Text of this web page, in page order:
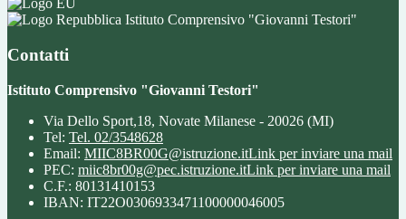
Istituto Comprensivo "Giovanni Testori"
Contatti
Istituto Comprensivo "Giovanni Testori"
Via Dello Sport,18, Novate Milanese - 20026 (MI)
Tel: Tel. 02/3548628
Email: MIIC8BR00G@istruzione.itLink per inviare una mail
PEC: miic8br00g@pec.istruzione.itLink per inviare una mail
C.F.: 80131410153
IBAN: IT22O0306933471100000046005